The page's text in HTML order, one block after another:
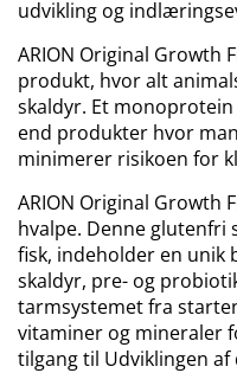
udvikling og
ARION Original Growth
produkt, hvor alt
skaldyr. Et
end produkter hvor
minimerer risikoen for
ARION Original Growth
hvalpe. Denne
fisk, indeholder en unik
skaldyr, pre- og
tarmsystemet fra
vitaminer og mineraler
tilgang til Udviklingen af